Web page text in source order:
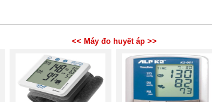
<< Máy đo huyết áp >>